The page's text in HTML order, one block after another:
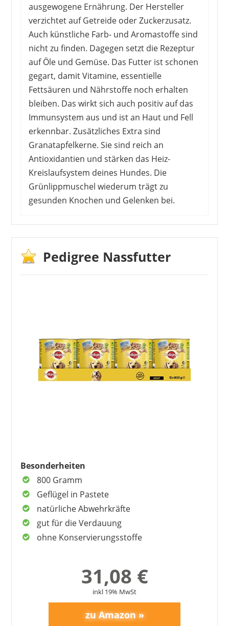
ausgewogene Ernährung. Der Hersteller
verzichtet auf Getreide oder Zuckerzusatz.
Auch künstliche Farb- und Aromastoffe sind
nicht zu finden. Dagegen setzt die Rezeptur
auf Öle und Gemüse. Das Futter ist schonen
gegart, damit Vitamine, essentielle
Fettsäuren und Nährstoffe noch erhalten
bleiben. Das wirkt sich auch positiv auf das
Immunsystem aus und ist an Haut und Fell
erkennbar. Zusätzliches Extra sind
Granatapfelkerne. Sie sind reich an
Antioxidantien und stärken das Heiz-
Kreislaufsystem deines Hundes. Die
Grünlippmuschel wiederum trägt zu
gesunden Knochen und Gelenken bei.
Pedigree Nassfutter
Besonderheiten
800 Gramm
Geflügel in Pastete
natürliche Abwehrkräfte
gut für die Verdauung
ohne Konservierungsstoffe
31,08 €
inkl 19% MwSt